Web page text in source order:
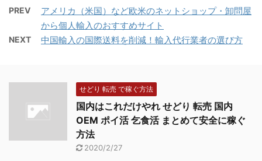
ります。 ところが、この
総代理の権利＝独占販売
権があれば、どんな企業
るので、とても強い立場
で商売ができるというわ
ビスです。 企業情報
32万件以上 商品数170万
点以上 取引情報54万件
ー1973年に東京で日本事
務所設立以来、台日間の
貿易促進、パートナーシ
ミッションを招いたり、
数多くの見本市へ出展
し、 日本、台湾間の貿易
の振興を図っておりま
す。また台湾企業の国際
競争力の強化と世界市場
PREV
アメリカ（米国）など欧米のネットショップ・卸問屋
から個人輸入のおすすめサイト
NEXT 中国輸入の国際送料を削減！輸入代行業者の選び方
せどり 転売 で稼ぐ方法
国内はこれだけやれ せどり 転売 国内
OEM ポイ活 乞食活 まとめて安全に稼ぐ
方法
2020/2/27